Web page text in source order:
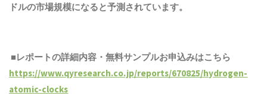
ドルの市場規模になると予測されています。
■レポートの詳細内容・無料サンプルお申込みはこちら
https://www.qyresearch.co.jp/reports/670825/hydrogen-
atomic-clocks